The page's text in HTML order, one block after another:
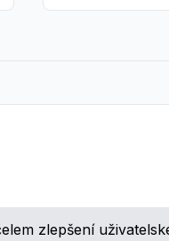
zlepšenía různých